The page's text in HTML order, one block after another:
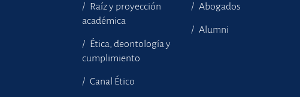
Raíz y proyección
académica
Ética, deontología y
cumplimiento
Canal Ético
Abogados
Alumni